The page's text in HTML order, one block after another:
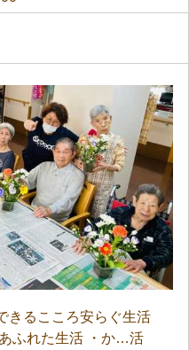
きるこころ安らぐ生活
ふれた生活 ・か…活